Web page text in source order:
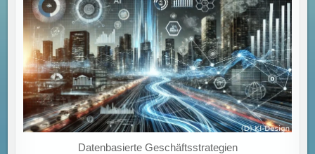
Datenbasierte Geschäftsstrategien